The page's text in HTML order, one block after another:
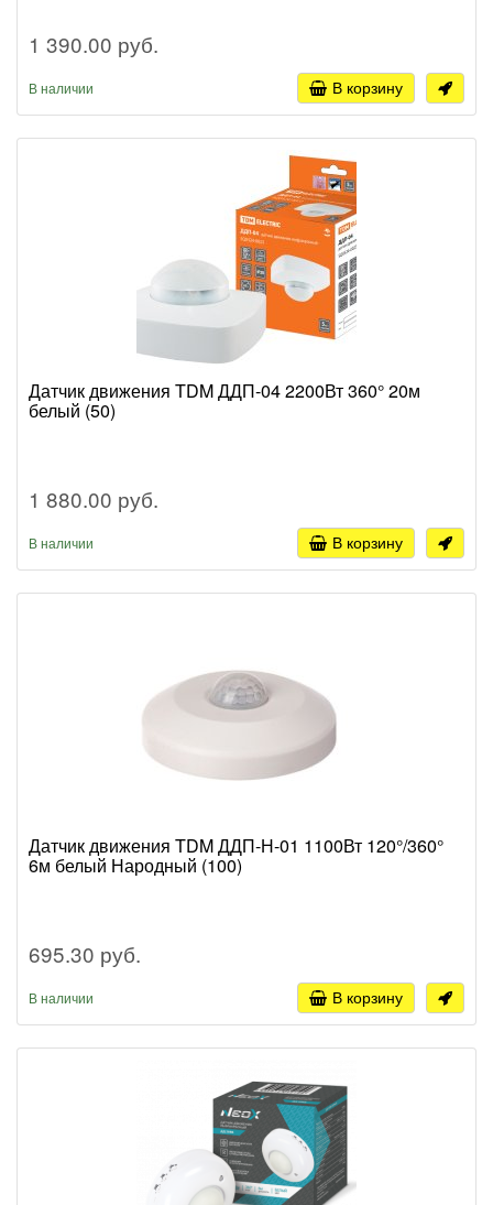
1 390.00 руб.
В наличии В корзину
Датчик движения TDM ДДП-04 2200Вт 360° 20м
белый (50)
1 880.00 руб.
В наличии В корзину
Датчик движения TDM ДДП-Н-01 1100Вт 120°/360°
6м белый Народный (100)
695.30 руб.
В наличии В корзину